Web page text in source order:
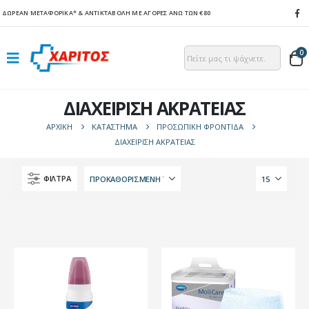
ΔΩΡΕΑΝ ΜΕΤΑΦΟΡΙΚΑ* & ΑΝΤΙΚΤΑΒΟΛΗ ΜΕ ΑΓΟΡΕΣ ΑΝΩ ΤΩΝ €80
0
ΔΙΑΧΕΙΡΙΣΗ ΑΚΡΑΤΕΙΑΣ
ΑΡΧΙΚΉ ΚΑΤΆΣΤΗΜΑ
ΠΡΟΣΩΠΙΚΗ ΦΡΟΝΤΙΔΑ
ΔΙΑΧΕΙΡΙΣΗ ΑΚΡΑΤΕΙΑΣ
ΦΙΛΤΡΑ